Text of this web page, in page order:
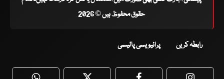
حقوق محفوظ ہیں © 2026
رابطہ کریں پرائیویسی پالیسی